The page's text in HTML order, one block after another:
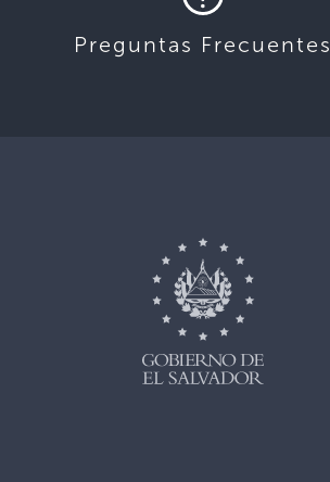
Preguntas Frecuentes